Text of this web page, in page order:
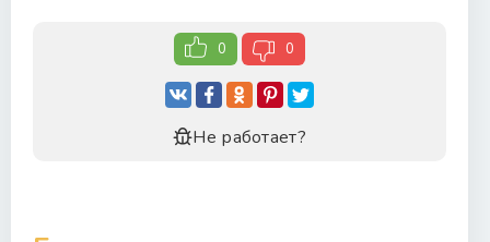
0 0
Не работает?